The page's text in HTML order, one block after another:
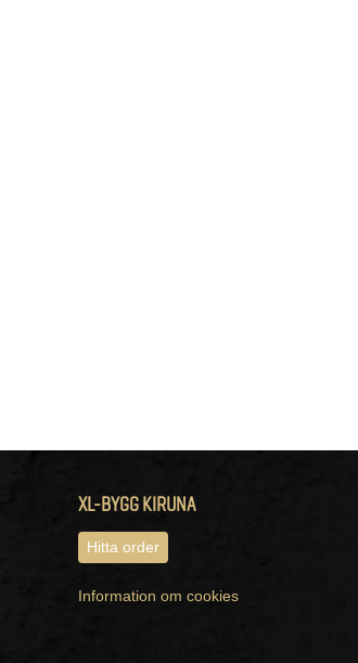
XL-BYGG KIRUNA
Hitta order
Information om cookies